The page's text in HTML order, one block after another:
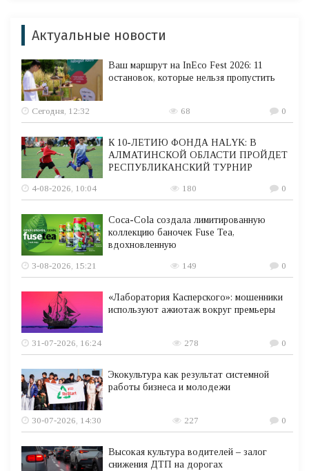
Актуальные новости
Ваш маршрут на InEco Fest 2026: 11
остановок, которые нельзя пропустить
Сегодня, 12:32 68 0
К 10-ЛЕТИЮ ФОНДА HALYK: В
АЛМАТИНСКОЙ ОБЛАСТИ ПРОЙДЕТ
РЕСПУБЛИКАНСКИЙ ТУРНИР
4-08-2026, 10:04
180 0
Coca-Cola создала лимитированную
коллекцию баночек Fuse Tea,
вдохновленную
3-08-2026, 15:21
149 0
«Лаборатория Касперского»: мошенники
используют ажиотаж вокруг премьеры
31-07-2026, 16:24 278 0
Экокультура как результат системной
работы бизнеса и молодежи
30-07-2026, 14:30 227 0
Высокая культура водителей – залог
снижения ДТП на дорогах